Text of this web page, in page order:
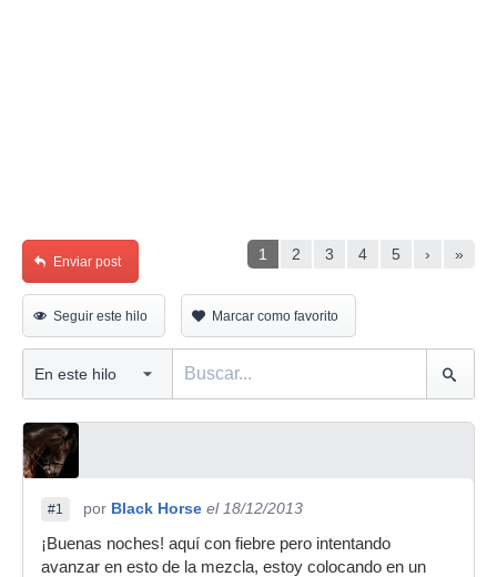
1 2 3 4 5 › »
Enviar post
Seguir este hilo Marcar como favorito
#1 por Black Horse el 18/12/2013
¡Buenas noches! aquí con fiebre pero intentando
avanzar en esto de la mezcla, estoy colocando en un